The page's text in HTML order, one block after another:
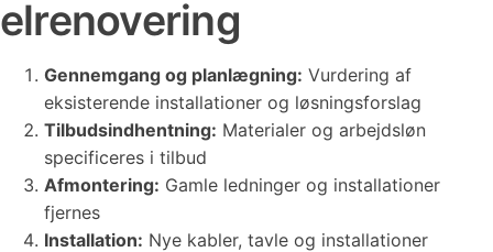
elrenovering
Gennemgang og planlægning: Vurdering af
eksisterende installationer og løsningsforslag
Tilbudsindhentning: Materialer og arbejdsløn
specificeres i tilbud
Afmontering: Gamle ledninger og installationer
fjernes
Installation: Nye kabler, tavle og installationer